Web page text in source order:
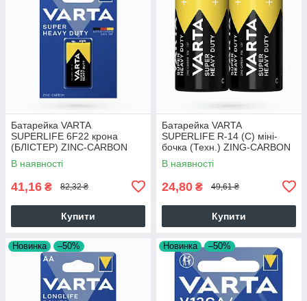
Батарейка VARTA
SUPERLIFE 6F22 крона
(БЛІСТЕР) ZINC-CARBON
10шт./уп ш.к. 4008496556427
19824
В наявності
41,16 ₴ 82,32 ₴
Купити
Батарейка VARTA
SUPERLIFE R-14 (C) міні-
бочка (Техн.) ZING-CARBON
2 шт./бл. ш.к.4008496556502
19824
В наявності
24,80 ₴ 49,61 ₴
Купити
Новинка –50% Новинка –50%